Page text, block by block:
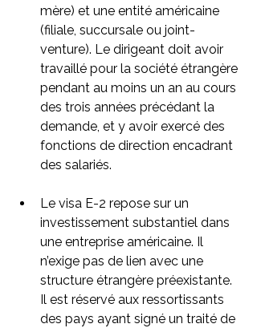
mère) et une entité américaine
(filiale, succursale ou joint-
venture). Le dirigeant doit avoir
travaillé pour la société étrangère
pendant au moins un an au cours
des trois années précédant la
demande, et y avoir exercé des
fonctions de direction encadrant
des salariés.
Le visa E-2 repose sur un
investissement substantiel dans
une entreprise américaine. Il
n’exige pas de lien avec une
structure étrangère préexistante.
Il est réservé aux ressortissants
des pays ayant signé un traité de